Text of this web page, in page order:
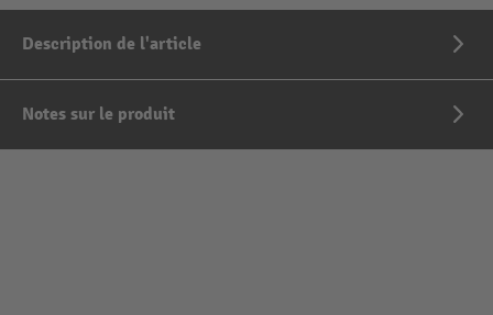
Description de l'article
Notes sur le produit